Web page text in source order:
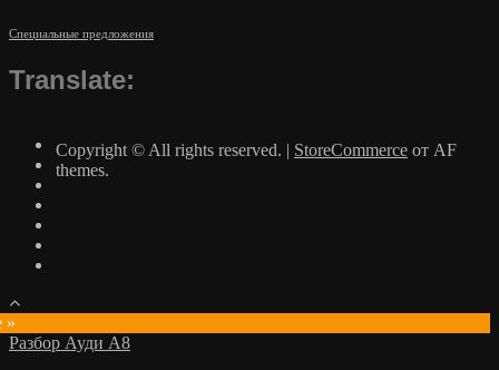
Специальные предложения
Translate:
Copyright © All rights reserved. | StoreCommerce от AF
themes.
»
Разбор Ауди А8